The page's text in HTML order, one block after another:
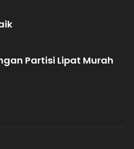
Partisi Lipat Murah